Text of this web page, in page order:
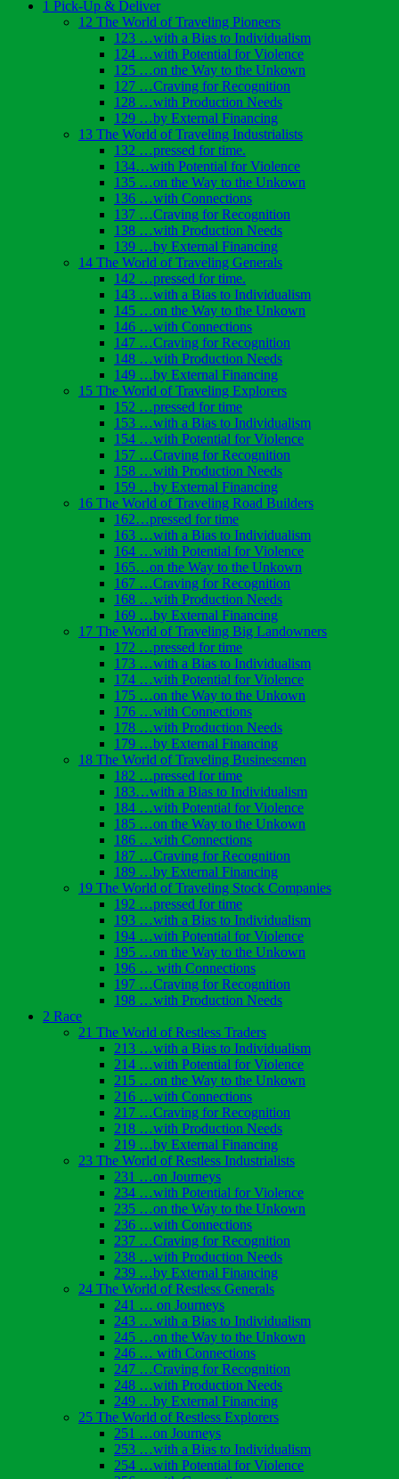
1 Pick-Up & Deliver
12 The World of Traveling Pioneers
123 …with a Bias to Individualism
124 …with Potential for Violence
125 …on the Way to the Unkown
127 …Craving for Recognition
128 …with Production Needs
129 …by External Financing
13 The World of Traveling Industrialists
132 …pressed for time.
134…with Potential for Violence
135 …on the Way to the Unkown
136 …with Connections
137 …Craving for Recognition
138 …with Production Needs
139 …by External Financing
14 The World of Traveling Generals
142 …pressed for time.
143 …with a Bias to Individualism
145 …on the Way to the Unkown
146 …with Connections
147 …Craving for Recognition
148 …with Production Needs
149 …by External Financing
15 The World of Traveling Explorers
152 …pressed for time
153 …with a Bias to Individualism
154 …with Potential for Violence
157 …Craving for Recognition
158 …with Production Needs
159 …by External Financing
16 The World of Traveling Road Builders
162…pressed for time
163 …with a Bias to Individualism
164 …with Potential for Violence
165…on the Way to the Unkown
167 …Craving for Recognition
168 …with Production Needs
169 …by External Financing
17 The World of Traveling Big Landowners
172 …pressed for time
173 …with a Bias to Individualism
174 …with Potential for Violence
175 …on the Way to the Unkown
176 …with Connections
178 …with Production Needs
179 …by External Financing
18 The World of Traveling Businessmen
182 …pressed for time
183…with a Bias to Individualism
184 …with Potential for Violence
185 …on the Way to the Unkown
186 …with Connections
187 …Craving for Recognition
189 …by External Financing
19 The World of Traveling Stock Companies
192 …pressed for time
193 …with a Bias to Individualism
194 …with Potential for Violence
195 …on the Way to the Unkown
196 … with Connections
197 …Craving for Recognition
198 …with Production Needs
2 Race
21 The World of Restless Traders
213 …with a Bias to Individualism
214 …with Potential for Violence
215 …on the Way to the Unkown
216 …with Connections
217 …Craving for Recognition
218 …with Production Needs
219 …by External Financing
23 The World of Restless Industrialists
231 …on Journeys
234 …with Potential for Violence
235 …on the Way to the Unkown
236 …with Connections
237 …Craving for Recognition
238 …with Production Needs
239 …by External Financing
24 The World of Restless Generals
241 … on Journeys
243 …with a Bias to Individualism
245 …on the Way to the Unkown
246 … with Connections
247 …Craving for Recognition
248 …with Production Needs
249 …by External Financing
25 The World of Restless Explorers
251 …on Journeys
253 …with a Bias to Individualism
254 …with Potential for Violence